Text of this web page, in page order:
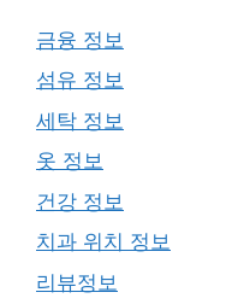
금융 정보
섬유 정보
세탁 정보
옷 정보
건강 정보
치과 위치 정보
리뷰정보